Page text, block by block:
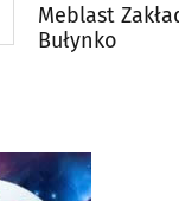
Meblast
Bułynko